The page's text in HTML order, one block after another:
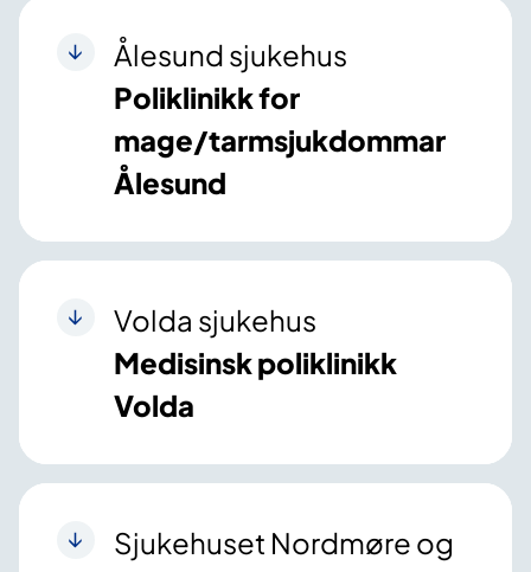
Ålesund sjukehus
Poliklinikk for
mage/tarmsjukdommar
Ålesund
Volda sjukehus
Medisinsk poliklinikk
Volda
Sjukehuset Nordmøre og